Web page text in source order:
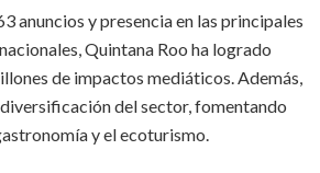
anuncios y presencia en las principales
Quintana Roo ha logrado
de impactos mediáticos. Además,
del sector, fomentando
y el ecoturismo.